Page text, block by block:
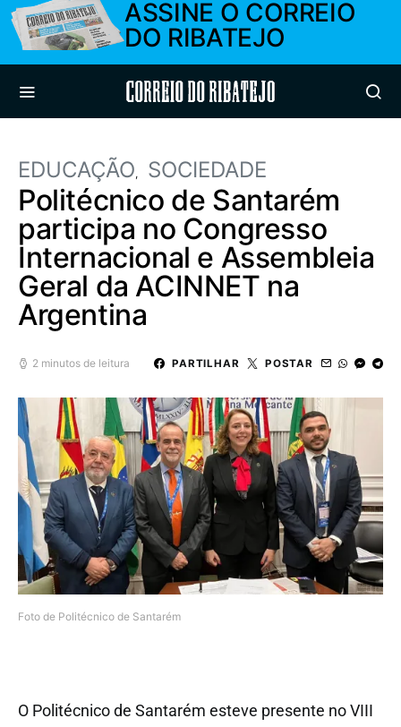
ASSINE O CORREIO
DO RIBATEJO
Correio do Ribatejo
EDUCAÇÃO SOCIEDADE
Politécnico de Santarém
participa no Congresso
Internacional e Assembleia
Geral da ACINNET na
Argentina
2 minutos de leitura PARTILHAR POSTAR
Foto de Politécnico de Santarém
O Politécnico de Santarém esteve presente no VIII